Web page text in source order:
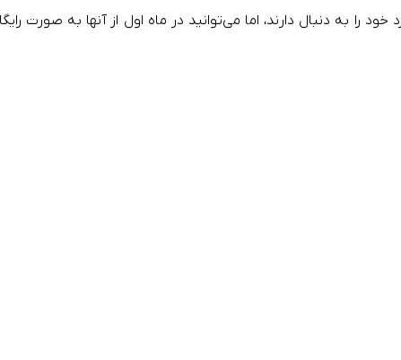
به دنبال دارند، اما می‌توانید در ماه اول از آنها به صورت